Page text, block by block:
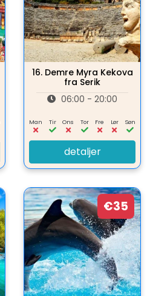
16. Demre Myra Kekova
fra Serik
06:00 - 20:00
Man Tir Ons Tor Fre Lør Søn
detaljer
€35